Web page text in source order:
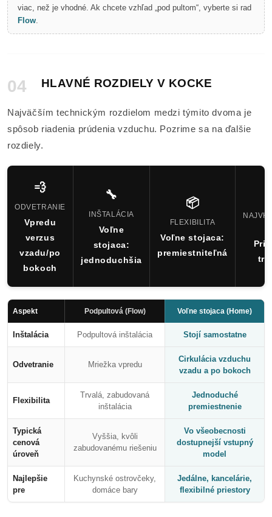
viac, než je vhodné. Ak chcete vzhľad „pod pultom“, vyberte si rad
Flow
04 HLAVNÉ ROZDIELY V KOCKE
Najväčším technickým rozdielom medzi týmito dvoma je
spôsob riadenia prúdenia vzduchu. Pozrime sa na ďalšie
rozdiely.
💨
ODVETRANIE
Vpredu
verzus
vzadu/po
bokoch
🔧
INŠTALÁCIA
Voľne
stojaca:
jednoduchšia
📦
FLEXIBILITA
Voľne stojaca:
premiestniteľná
Aspekt Podpultová (Flow) Voľne stojaca (Home)
Inštalácia Podpultová inštalácia Stojí samostatne
Odvetranie Mriežka vpredu
Cirkulácia vzduchu
vzadu a po bokoch
Flexibilita
Trvalá, zabudovaná
inštalácia
Jednoduché
premiestnenie
Typická
cenová
úroveň
Vyššia, kvôli
zabudovanému riešeniu
Vo všeobecnosti
dostupnejší vstupný
model
Najlepšie
pre
Kuchynské ostrovčeky,
domáce bary
Jedálne, kancelárie,
flexibilné priestory